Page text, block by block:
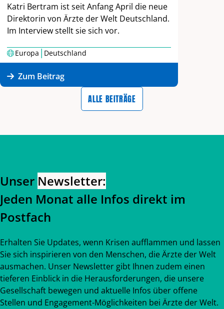
Katri Bertram ist seit Anfang April die neue
Direktorin von Ärzte der Welt Deutschland.
Im Interview stellt sie sich vor.
Europa|Deutschland
Zum Beitrag
ALLE BEITRÄGE
Unser Newsletter:
Jeden Monat alle Infos direkt im
Postfach
Erhalten Sie Updates, wenn Krisen aufflammen und lassen
Sie sich inspirieren von den Menschen, die Ärzte der Welt
ausmachen. Unser Newsletter gibt Ihnen zudem einen
tieferen Einblick in die Herausforderungen, die unsere
Gesellschaft bewegen und aktuelle Infos über offene
Stellen und Engagement-Möglichkeiten bei Ärzte der Welt.